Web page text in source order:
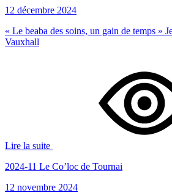
12 décembre 2024
« Le beaba des soins, un gain de temps »
Vauxhall
Lire la suite
2024-11 Le Co’loc de Tournai
12 novembre 2024